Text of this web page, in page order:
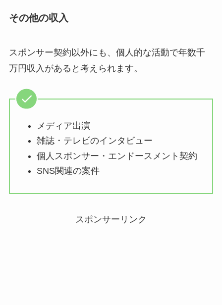
その他の収入
スポンサー契約以外にも、個人的な活動で年数千
万円収入があると考えられます。
メディア出演
雑誌・テレビのインタビュー
個人スポンサー・エンドースメント契約
SNS関連の案件
スポンサーリンク